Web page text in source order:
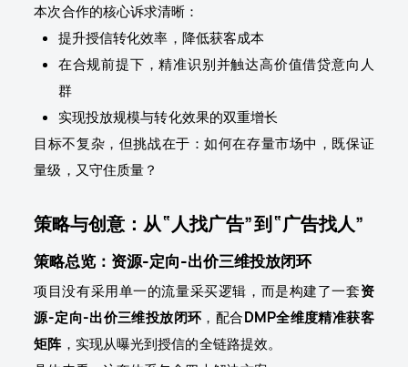
本次合作的核心诉求清晰：
提升授信转化效率，降低获客成本
在合规前提下，精准识别并触达高价值借贷意向人
群
实现投放规模与转化效果的双重增长
目标不复杂，但挑战在于：如何在存量市场中，既保证
量级，又守住质量？
策略与创意：从“人找广告”到“广告找人”
策略总览：资源-定向-出价三维投放闭环
项目没有采用单一的流量采买逻辑，而是构建了一套资
源-定向-出价三维投放闭环，配合DMP全维度精准获客
矩阵，实现从曝光到授信的全链路提效。